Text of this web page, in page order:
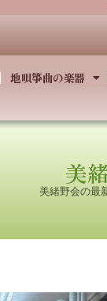
地唄箏曲の楽器
美
美緒野会の最